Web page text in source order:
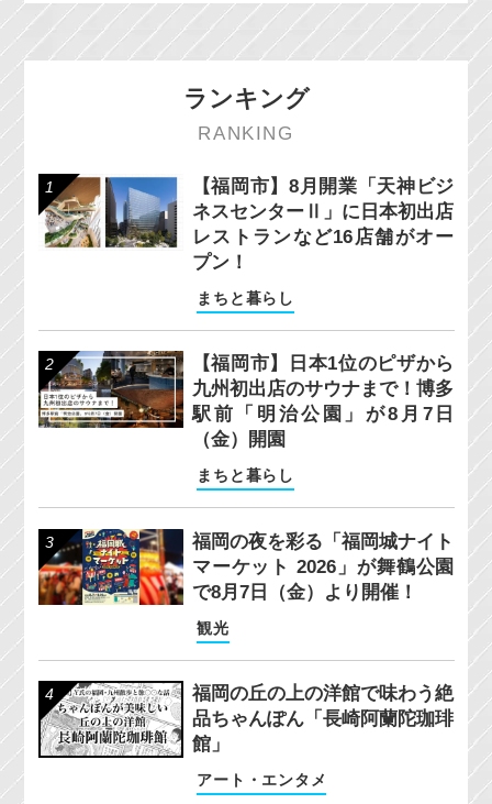
ランキング
RANKING
【福岡市】8月開業「天神ビジ
ネスセンターⅡ」に日本初出店
レストランなど16店舗がオー
プン！
まちと暮らし
【福岡市】日本1位のピザから
九州初出店のサウナまで！博多
駅前「明治公園」が8月7日
（金）開園
まちと暮らし
福岡の夜を彩る「福岡城ナイト
マーケット 2026」が舞鶴公園
で8月7日（金）より開催！
観光
福岡の丘の上の洋館で味わう絶
品ちゃんぽん「長崎阿蘭陀珈琲
館」
アート・エンタメ